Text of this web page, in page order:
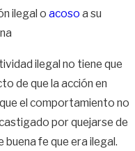
ilegal oacoso a su
ilegal no tiene que
de que la acción en
el comportamiento no
por quejarse de
buena fe que era ilegal.